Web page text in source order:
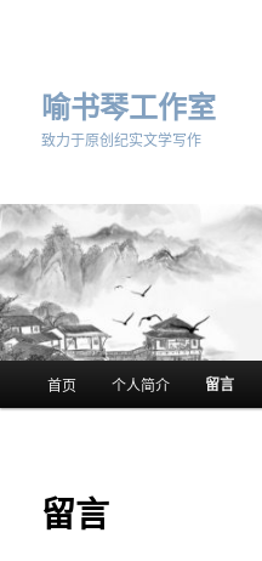
喻书琴工作室
致力于原创纪实文学写作
首页 个人简介 留言
留言